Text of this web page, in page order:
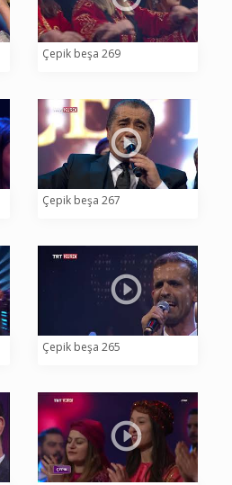
Çepik beşa 269
Çepik beşa 267
Çepik beşa 265